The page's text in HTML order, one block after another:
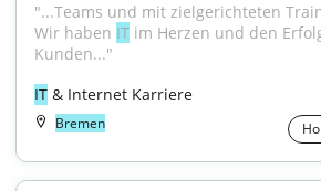
"...Teams und mit zielgerichteten
Wir haben IT im Herzen und den
Kunden..."
IT & Internet Karriere
Bremen